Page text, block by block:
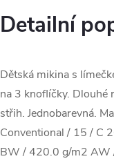
Detailní
Dětská mikina s
na 3 knoflíčky. Dlouhé
střih. Jednobarevná.
Conventional / 15 / C
BW / 420.0 g/m2 AW